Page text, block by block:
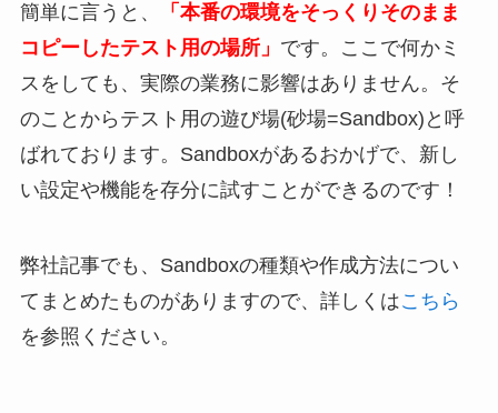
簡単に言うと、
「本番の環境をそっくりそのまま
コピーしたテスト用の場所」 です。ここで何かミ
スをしても、実際の業務に影響はありません。そ
のことからテスト用の遊び場(砂場=Sandbox)と呼
ばれております。Sandboxがあるおかげで、新し
い設定や機能を存分に試すことができるのです！
弊社記事でも、Sandboxの種類や作成方法につい
てまとめたものがありますので、詳しくはこちら
を参照ください。